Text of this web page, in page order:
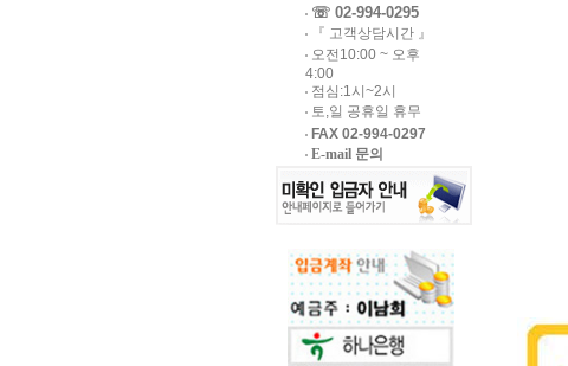
☏ 02-994-0295
『 고객상담시간 』
오전10:00 ~ 오후
4:00
점심:1시~2시
토,일 공휴일 휴무
FAX 02-994-0297
E-mail 문의